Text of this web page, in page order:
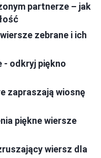
partnerze – jak
zebrane i ich
- odkryj piękno
zapraszają wiosnę
piękne wiersze
wiersz dla